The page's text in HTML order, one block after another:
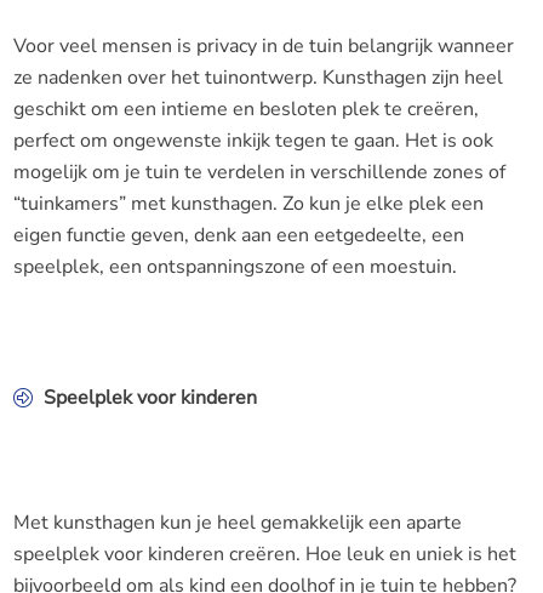
Voor veel mensen is privacy in de tuin belangrijk wanneer
ze nadenken over het tuinontwerp. Kunsthagen zijn heel
geschikt om een intieme en besloten plek te creëren,
perfect om ongewenste inkijk tegen te gaan. Het is ook
mogelijk om je tuin te verdelen in verschillende zones of
“tuinkamers” met kunsthagen. Zo kun je elke plek een
eigen functie geven, denk aan een eetgedeelte, een
speelplek, een ontspanningszone of een moestuin.
Speelplek voor kinderen
Met kunsthagen kun je heel gemakkelijk een aparte
speelplek voor kinderen creëren. Hoe leuk en uniek is het
bijvoorbeeld om als kind een doolhof in je tuin te hebben?